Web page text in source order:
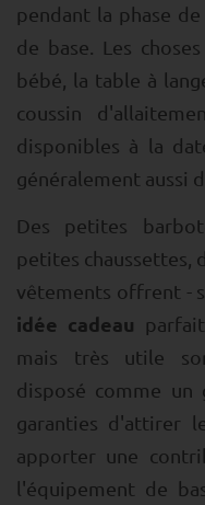
pendant la phase
de base. Les
bébé, la table à
coussin
disponibles à la
généralement aussi
Des petites
petites chaussettes,
vêtements offrent -
idée cadeau
mais très utile
disposé comme un
garanties d'attirer
apporter une
l'équipement de